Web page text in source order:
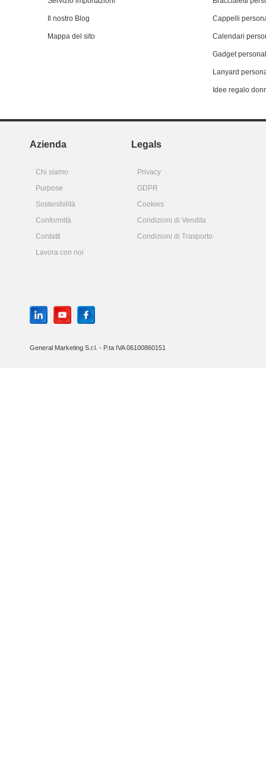
Il nostro Blog
Mappa del sito
Cappelli
Calendari
Gadget
Lanyard
Idee regalo
Azienda Legals
Chi siamo
Privacy
Purpose
GDPR
Sostenibilità
Cookies
Conformità
Condizioni di Vendita
Contatti
Condizioni di Trasporto
Lavora con noi
General Marketing S.r.l. - P.ta IVA 06100860151